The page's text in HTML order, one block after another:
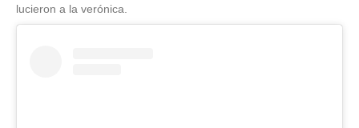
lucieron a la verónica.